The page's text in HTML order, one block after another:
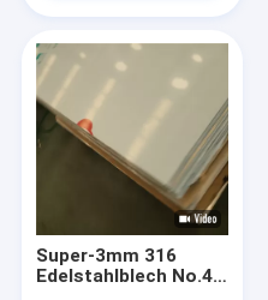
Super-3mm 316
Edelstahlblech No.4